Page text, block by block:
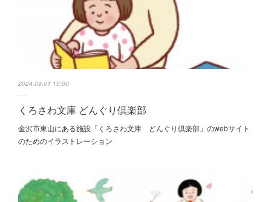
2024.09.01 15:00
くろさわ文庫 どんぐり倶楽部
金沢市東山にある施設「くろさわ文庫 どんぐり倶楽部」のwebサイト
のためのイラストレーション